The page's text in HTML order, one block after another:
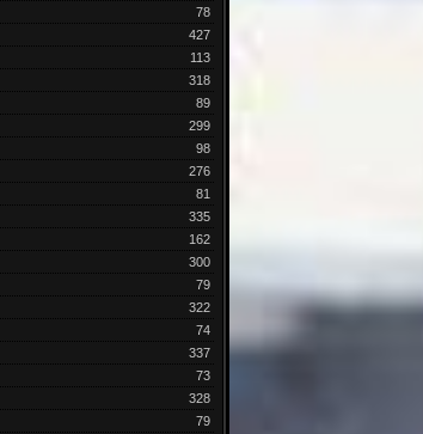
78
427
113
318
89
299
98
276
81
335
162
300
79
322
74
337
73
328
79